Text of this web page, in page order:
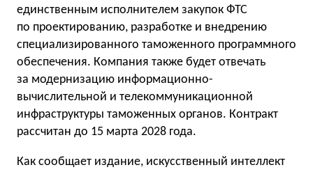
единственным исполнителем закупок ФТС
по проектированию, разработке и внедрению
специализированного таможенного программного
обеспечения. Компания также будет отвечать
за модернизацию информационно-
вычислительной и телекоммуникационной
инфраструктуры таможенных органов. Контракт
рассчитан до 15 марта 2028 года.
Как сообщает издание, искусственный интеллект